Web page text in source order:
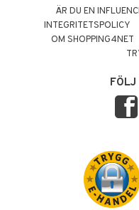
ÄR DU EN
INTEGRITETSPOLICY
OM SHOPPING4NET
FÖLJ